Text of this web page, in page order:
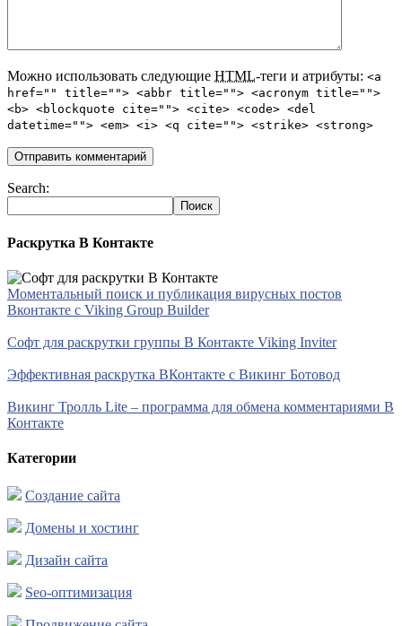
Можно использовать следующие HTML-теги и атрибуты: <a
href="" title=""> <abbr title=""> <acronym title="">
<b> <blockquote cite=""> <cite> <code> <del
datetime=""> <em> <i> <q cite=""> <strike> <strong>
Search:
Раскрутка В Контакте
Моментальный поиск и публикация вирусных постов
Вконтакте с Viking Group Builder
Софт для раскрутки группы В Контакте Viking Inviter
Эффективная раскрутка ВКонтакте с Викинг Ботовод
Викинг Тролль Lite – программа для обмена комментариями В
Контакте
Категории
Создание сайта
Домены и хостинг
Дизайн сайта
Seo-оптимизация